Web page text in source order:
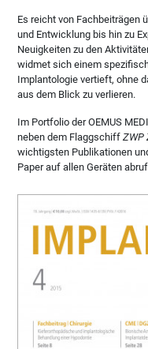
Es reicht von Fachbeiträgen
und Entwicklung bis hin zu
Neuigkeiten zu den
widmet sich einem
Implantologie vertieft, ohne
aus dem Blick zu verlieren.
Im Portfolio der OEMUS
neben dem FlaggschiffZWP
wichtigsten Publikationen
Paper auf allen Geräten